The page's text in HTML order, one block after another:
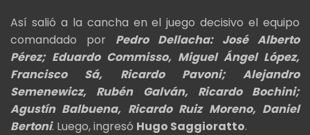
Así salió a la cancha en el juego decisivo el equipo
comandado por Pedro Dellacha: José Alberto
Pérez; Eduardo Commisso, Miguel Ángel López,
Francisco Sá, Ricardo Pavoni; Alejandro
Semenewicz, Rubén Galván, Ricardo Bochini;
Agustín Balbuena, Ricardo Ruiz Moreno, Daniel
Bertoni. Luego, ingresó Hugo Saggioratto.